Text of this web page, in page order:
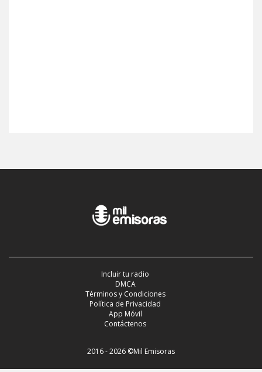
Incluir tu radio
DMCA
Términos y Condiciones
Política de Privacidad
App Móvil
Contáctenos
2016 - 2026 ©Mil Emisoras